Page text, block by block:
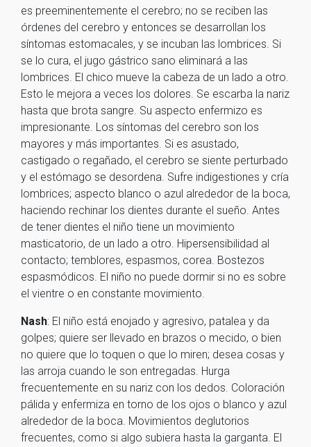
es preeminentemente el cerebro; no se reciben las
órdenes del cerebro y entonces se desarrollan los
síntomas estomacales, y se incuban las lombrices. Si
se lo cura, el jugo gástrico sano eliminará a las
lombrices. El chico mueve la cabeza de un lado a otro.
Esto le mejora a veces los dolores. Se escarba la nariz
hasta que brota sangre. Su aspecto enfermizo es
impresionante. Los síntomas del cerebro son los
mayores y más importantes. Si es asustado,
castigado o regañado, el cerebro se siente perturbado
y el estómago se desordena. Sufre indigestiones y cría
lombrices; aspecto blanco o azul alrededor de la boca,
haciendo rechinar los dientes durante el sueño. Antes
de tener dientes el niño tiene un movimiento
masticatorio, de un lado a otro. Hipersensibilidad al
contacto; temblores, espasmos, corea. Bostezos
espasmódicos. El niño no puede dormir si no es sobre
el vientre o en constante movimiento.
Nash: El niño está enojado y agresivo, patalea y da
golpes; quiere ser llevado en brazos o mecido, o bien
no quiere que lo toquen o que lo miren; desea cosas y
las arroja cuando le son entregadas. Hurga
frecuentemente en su nariz con los dedos. Coloración
pálida y enfermiza en torno de los ojos o blanco y azul
alrededor de la boca. Movimientos deglutorios
frecuentes, como si algo subiera hasta la garganta. El